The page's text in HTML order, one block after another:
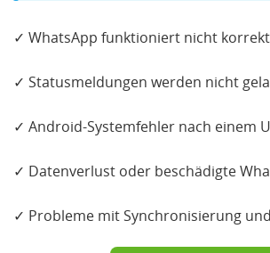
✓ WhatsApp funktioniert nicht korrekt
✓ Statusmeldungen werden nicht
✓ Android-Systemfehler nach einem
✓ Datenverlust oder beschädigte
✓ Probleme mit Synchronisierung